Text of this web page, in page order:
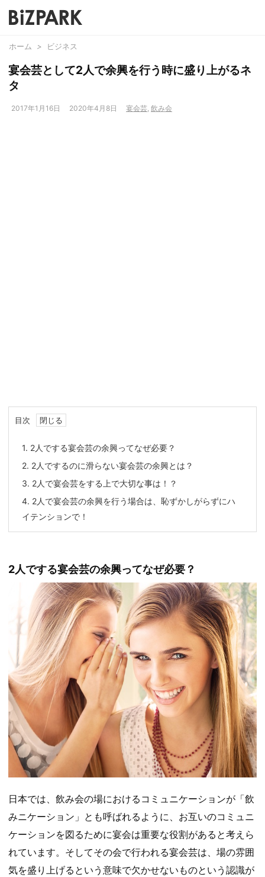
ホーム > ビジネス
宴会芸として2人で余興を行う時に盛り上がるネ
タ
2017年1月16日 2020年4月8日 宴会芸, 飲み会
目次
1. 2人でする宴会芸の余興ってなぜ必要？
2. 2人でするのに滑らない宴会芸の余興とは？
3. 2人で宴会芸をする上で大切な事は！？
4. 2人で宴会芸の余興を行う場合は、恥ずかしがらずにハ
イテンションで！
2人でする宴会芸の余興ってなぜ必要？
日本では、飲み会の場におけるコミュニケーションが「飲
みニケーション」とも呼ばれるように、お互いのコミュニ
ケーションを図るために宴会は重要な役割があると考えら
れています。そしてその会で行われる宴会芸は、場の雰囲
気を盛り上げるという意味で欠かせないものという認識が